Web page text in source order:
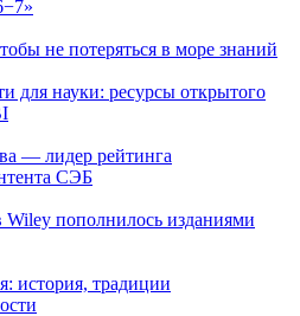
не потеряться в море знаний
для науки: ресурсы открытого
— лидер рейтинга
СЭБ
пополнилось изданиями
история, традиции